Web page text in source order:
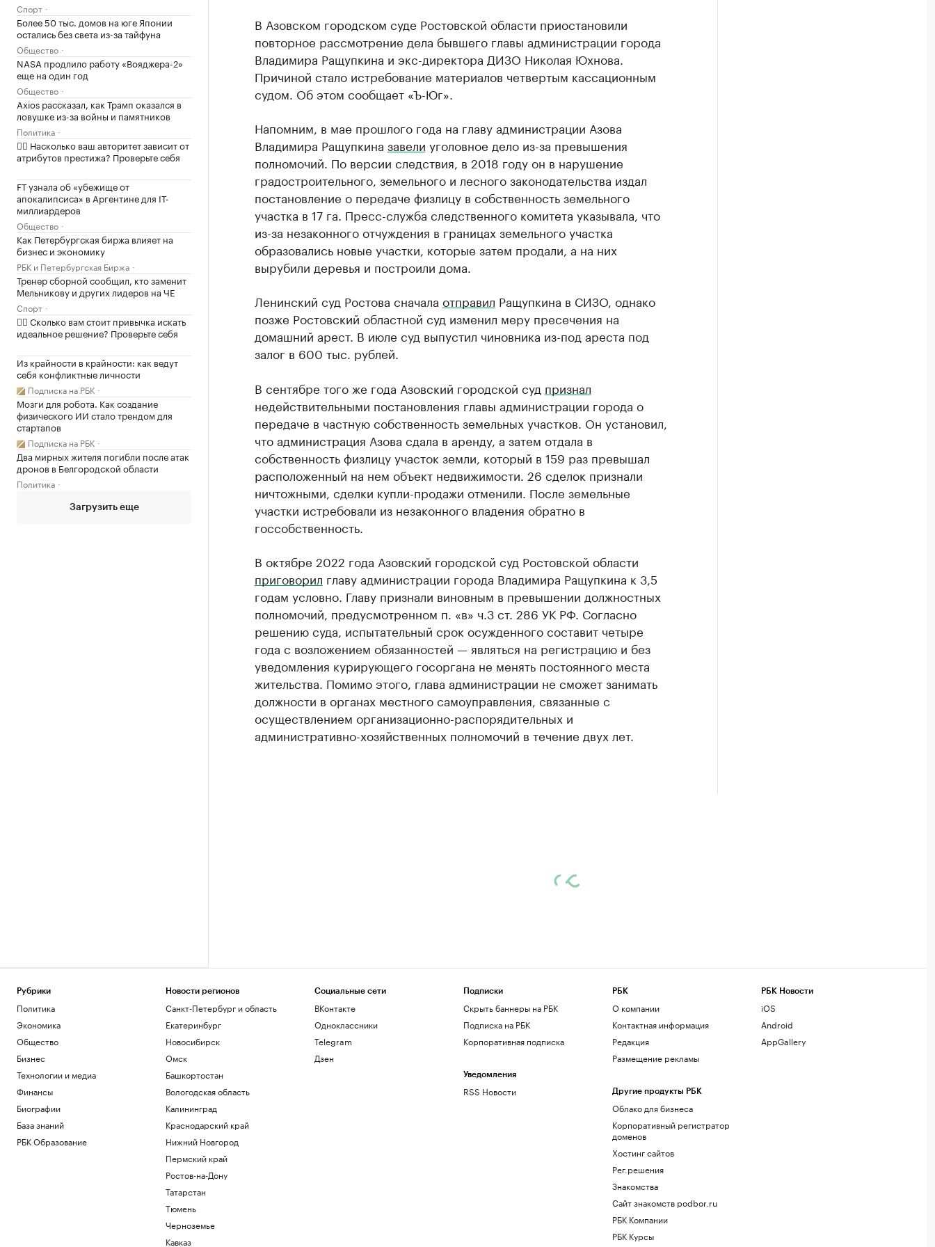
Спорт
Более 50 тыс. домов на юге Японии
остались без света из-за тайфуна
Общество
NASA продлило работу «Вояджера-2»
еще на один год
Общество
Axios рассказал, как Трамп оказался в
ловушке из-за войны и памятников
Политика
✍🏻 Насколько ваш авторитет зависит от
атрибутов престижа? Проверьте себя
FT узнала об «убежище от
апокалипсиса» в Аргентине для IT-
миллиардеров
Общество
Как Петербургская биржа влияет на
бизнес и экономику
РБК и Петербургская Биржа
Тренер сборной сообщил, кто заменит
Мельникову и других лидеров на ЧЕ
Спорт
✍🏻 Сколько вам стоит привычка искать
идеальное решение? Проверьте себя
Из крайности в крайности: как ведут
себя конфликтные личности
Подписка на РБК
Мозги для робота. Как создание
физического ИИ стало трендом для
стартапов
Подписка на РБК
Два мирных жителя погибли после атак
дронов в Белгородской области
Политика
Загрузить еще
В Азовском городском суде Ростовской области приостановили
повторное рассмотрение дела бывшего главы администрации города
Владимира Ращупкина и экс-директора ДИЗО Николая Юхнова.
Причиной стало истребование материалов четвертым кассационным
судом. Об этом сообщает «Ъ-Юг».
Напомним, в мае прошлого года на главу администрации Азова
Владимира Ращупкина завели уголовное дело из-за превышения
полномочий. По версии следствия, в 2018 году он в нарушение
градостроительного, земельного и лесного законодательства издал
постановление о передаче физлицу в собственность земельного
участка в 17 га. Пресс-служба следственного комитета указывала, что
из-за незаконного отчуждения в границах земельного участка
образовались новые участки, которые затем продали, а на них
вырубили деревья и построили дома.
Ленинский суд Ростова сначала отправил Ращупкина в СИЗО, однако
позже Ростовский областной суд изменил меру пресечения на
домашний арест. В июле суд выпустил чиновника из-под ареста под
залог в 600 тыс. рублей.
В сентябре того же года Азовский городской суд признал
недействительными постановления главы администрации города о
передаче в частную собственность земельных участков. Он установил,
что администрация Азова сдала в аренду, а затем отдала в
собственность физлицу участок земли, который в 159 раз превышал
расположенный на нем объект недвижимости. 26 сделок признали
ничтожными, сделки купли-продажи отменили. После земельные
участки истребовали из незаконного владения обратно в
госсобственность.
В октябре 2022 года Азовский городской суд Ростовской области
приговорил главу администрации города Владимира Ращупкина к 3,5
годам условно. Главу признали виновным в превышении должностных
полномочий, предусмотренном п. «в» ч.3 ст. 286 УК РФ. Согласно
решению суда, испытательный срок осужденного составит четыре
года с возложением обязанностей — являться на регистрацию и без
уведомления курирующего госоргана не менять постоянного места
жительства. Помимо этого, глава администрации не сможет занимать
должности в органах местного самоуправления, связанные с
осуществлением организационно-распорядительных и
административно-хозяйственных полномочий в течение двух лет.
Рубрики
Политика
Экономика
Общество
Бизнес
Технологии и медиа
Финансы
Биографии
База знаний
РБК Образование
Новости регионов
Санкт-Петербург и область
Екатеринбург
Новосибирск
Омск
Башкортостан
Вологодская область
Калининград
Краснодарский край
Нижний Новгород
Пермский край
Ростов-на-Дону
Татарстан
Тюмень
Черноземье
Кавказ
Социальные сети
ВКонтакте
Одноклассники
Telegram
Дзен
Подписки
Скрыть баннеры на РБК
Подписка на РБК
Корпоративная подписка
Уведомления
RSS Новости
РБК
О компании
Контактная информация
Редакция
Размещение рекламы
Другие продукты РБК
Облако для бизнеса
Корпоративный регистратор
доменов
Хостинг сайтов
Рег.решения
Знакомства
Сайт знакомств podbor.ru
РБК Компании
РБК Курсы
РБК Новости
iOS
Android
AppGallery